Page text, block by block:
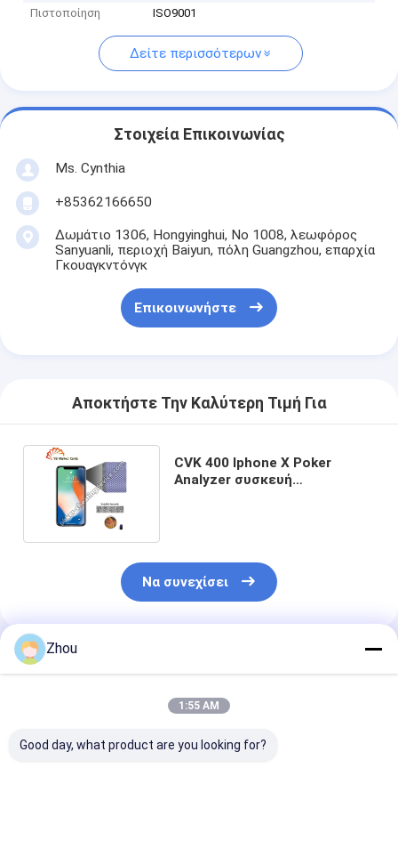
Πιστοποίηση
ISO9001
Δείτε περισσότερων
Στοιχεία Επικοινωνίας
Ms. Cynthia
‪+85362166650‬
Δωμάτιο 1306, Hongyinghui, Νο 1008, λεωφόρος
Sanyuanli, περιοχή Baiyun, πόλη Guangzhou, επαρχία
Γκουαγκντόνγκ
Επικοινωνήστε
Αποκτήστε Την Καλύτερη Τιμή Για
CVK 400 Iphone X Poker
Analyzer συσκευή
Να συνεχίσει
Συνιστώμενα Προϊόντα
Zhou
1:55 AM
Good day, what product are you looking for?